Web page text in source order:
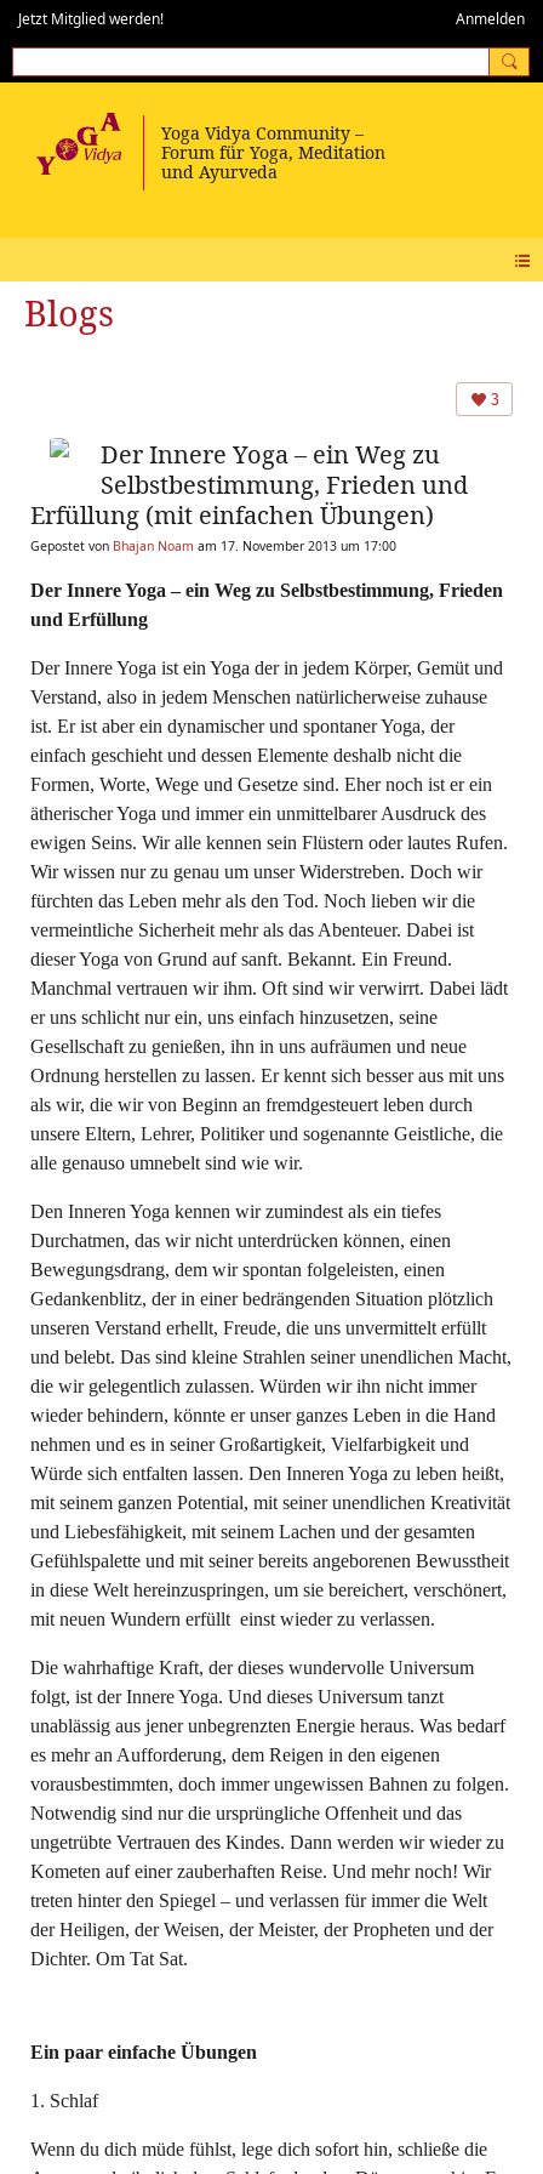
Jetzt Mitglied werden! Anmelden
Blogs
3
Der Innere Yoga – ein Weg zu
Selbstbestimmung, Frieden und
Erfüllung (mit einfachen Übungen)
Gepostet von Bhajan Noam am 17. November 2013 um 17:00
Der Innere Yoga – ein Weg zu Selbstbestimmung, Frieden
und Erfüllung
Der Innere Yoga ist ein Yoga der in jedem Körper, Gemüt und
Verstand, also in jedem Menschen natürlicherweise zuhause
ist. Er ist aber ein dynamischer und spontaner Yoga, der
einfach geschieht und dessen Elemente deshalb nicht die
Formen, Worte, Wege und Gesetze sind. Eher noch ist er ein
ätherischer Yoga und immer ein unmittelbarer Ausdruck des
ewigen Seins. Wir alle kennen sein Flüstern oder lautes Rufen.
Wir wissen nur zu genau um unser Widerstreben. Doch wir
fürchten das Leben mehr als den Tod. Noch lieben wir die
vermeintliche Sicherheit mehr als das Abenteuer. Dabei ist
dieser Yoga von Grund auf sanft. Bekannt. Ein Freund.
Manchmal vertrauen wir ihm. Oft sind wir verwirrt. Dabei lädt
er uns schlicht nur ein, uns einfach hinzusetzen, seine
Gesellschaft zu genießen, ihn in uns aufräumen und neue
Ordnung herstellen zu lassen. Er kennt sich besser aus mit uns
als wir, die wir von Beginn an fremdgesteuert leben durch
unsere Eltern, Lehrer, Politiker und sogenannte Geistliche, die
alle genauso umnebelt sind wie wir.
Den Inneren Yoga kennen wir zumindest als ein tiefes
Durchatmen, das wir nicht unterdrücken können, einen
Bewegungsdrang, dem wir spontan folgeleisten, einen
Gedankenblitz, der in einer bedrängenden Situation plötzlich
unseren Verstand erhellt, Freude, die uns unvermittelt erfüllt
und belebt. Das sind kleine Strahlen seiner unendlichen Macht,
die wir gelegentlich zulassen. Würden wir ihn nicht immer
wieder behindern, könnte er unser ganzes Leben in die Hand
nehmen und es in seiner Großartigkeit, Vielfarbigkeit und
Würde sich entfalten lassen. Den Inneren Yoga zu leben heißt,
mit seinem ganzen Potential, mit seiner unendlichen Kreativität
und Liebesfähigkeit, mit seinem Lachen und der gesamten
Gefühlspalette und mit seiner bereits angeborenen Bewusstheit
in diese Welt hereinzuspringen, um sie bereichert, verschönert,
mit neuen Wundern erfüllt einst wieder zu verlassen.
Die wahrhaftige Kraft, der dieses wundervolle Universum
folgt, ist der Innere Yoga. Und dieses Universum tanzt
unablässig aus jener unbegrenzten Energie heraus. Was bedarf
es mehr an Aufforderung, dem Reigen in den eigenen
vorausbestimmten, doch immer ungewissen Bahnen zu folgen.
Notwendig sind nur die ursprüngliche Offenheit und das
ungetrübte Vertrauen des Kindes. Dann werden wir wieder zu
Kometen auf einer zauberhaften Reise. Und mehr noch! Wir
treten hinter den Spiegel – und verlassen für immer die Welt
der Heiligen, der Weisen, der Meister, der Propheten und der
Dichter. Om Tat Sat.
Ein paar einfache Übungen
1. Schlaf
Wenn du dich müde fühlst, lege dich sofort hin, schließe die